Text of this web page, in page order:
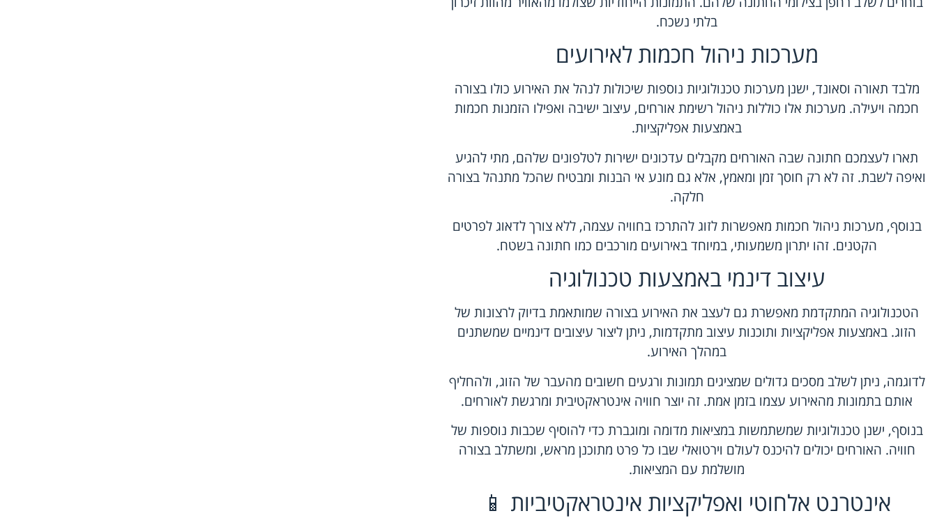
בלתי נשכח.
מערכות ניהול חכמות לאירועים
מלבד תאורה וסאונד, ישנן מערכות טכנולוגיות נוספות שיכולות לנהל את האירוע כולו בצורה
חכמה ויעילה. מערכות אלו כוללות ניהול רשימת אורחים, עיצוב ישיבה ואפילו הזמנות חכמות
באמצעות אפליקציות.
תארו לעצמכם חתונה שבה האורחים מקבלים עדכונים ישירות לטלפונים שלהם, מתי להגיע
ואיפה לשבת. זה לא רק חוסך זמן ומאמץ, אלא גם מונע אי הבנות ומבטיח שהכל מתנהל בצורה
חלקה.
בנוסף, מערכות ניהול חכמות מאפשרות לזוג להתרכז בחוויה עצמה, ללא צורך לדאוג לפרטים
הקטנים. זהו יתרון משמעותי, במיוחד באירועים מורכבים כמו חתונה בשטח.
עיצוב דינמי באמצעות טכנולוגיה
הטכנולוגיה המתקדמת מאפשרת גם לעצב את האירוע בצורה שמותאמת בדיוק לרצונות של
הזוג. באמצעות אפליקציות ותוכנות עיצוב מתקדמות, ניתן ליצור עיצובים דינמיים שמשתנים
במהלך האירוע.
לדוגמה, ניתן לשלב מסכים גדולים שמציגים תמונות ורגעים חשובים מהעבר של הזוג, ולהחליף
אותם בתמונות מהאירוע עצמו בזמן אמת. זה יוצר חוויה אינטראקטיבית ומרגשת לאורחים.
בנוסף, ישנן טכנולוגיות שמשתמשות במציאות מדומה ומוגברת כדי להוסיף שכבות נוספות של
חוויה. האורחים יכולים להיכנס לעולם וירטואלי שבו כל פרט מתוכנן מראש, ומשתלב בצורה
מושלמת עם המציאות.
אינטרנט אלחוטי ואפליקציות אינטראקטיביות 📱